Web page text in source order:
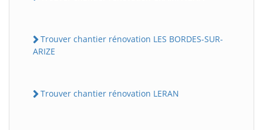
Trouver chantier rénovation LES BORDES-SUR-
ARIZE
Trouver chantier rénovation LERAN